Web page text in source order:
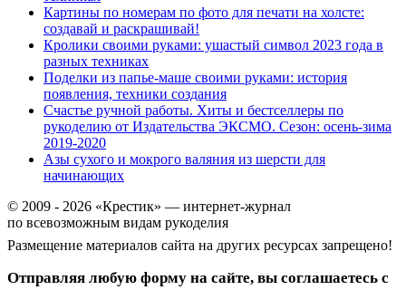
Картины по номерам по фото для печати на холсте:
создавай и раскрашивай!
Кролики своими руками: ушастый символ 2023 года в
разных техниках
Поделки из папье-маше своими руками: история
появления, техники создания
Счастье ручной работы. Хиты и бестселлеры по
рукоделию от Издательства ЭКСМО. Сезон: осень-зима
2019-2020
Азы сухого и мокрого валяния из шерсти для
начинающих
© 2009 - 2026 «Крестик» — интернет-журнал
по всевозможным видам рукоделия
Размещение материалов сайта на других ресурсах запрещено!
Отправляя любую форму на сайте, вы соглашаетесь с